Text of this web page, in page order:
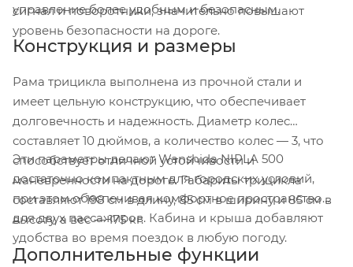
сигнал и поворотники, значительно повышают
уровень безопасности на дороге.
управление более удобным и безопасным.
Конструкция и размеры
Рама трицикла выполнена из прочной стали и
имеет цельную конструкцию, что обеспечивает
долговечность и надежность. Диаметр колес
составляет 10 дюймов, а количество колес — 3, что
способствует отличной устойчивости и
маневренности на дороге. Габариты трицикла
составляют 198 см в длину, 85 см в ширину и 85 см в
высоту, а вес — 175 кг.
Эти параметры делают Wanshida NIPLA 500
достаточно компактным для городских условий,
при этом обеспечивая комфортное пространство
для двух пассажиров. Кабина и крыша добавляют
удобства во время поездок в любую погоду.
Дополнительные функции